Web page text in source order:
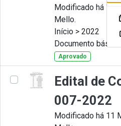
Modificado há 11
Mello.
Início > 2022
Documento básico
Aprovado
Edital de
007-2022
Modificado há 11